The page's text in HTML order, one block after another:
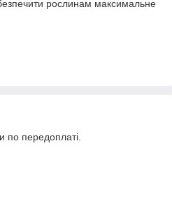
рослинам максимальне
по передоплаті.